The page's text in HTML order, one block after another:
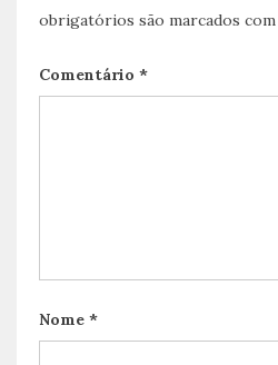
obrigatórios são marcados com
Comentário *
Nome *